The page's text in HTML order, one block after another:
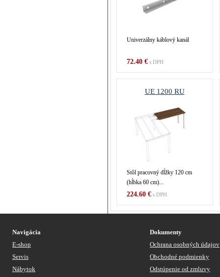
Univerzálny káblový kanál
72.40 €s DPH
UE 1200 RU
Stôl pracovný dĺžky 120 cm
(hĺbka 60 cm)...
224.60 €s DPH
Navigácia
E-shop
Servis
Nábytok
Dokumenty
Ochrana osobných údajov
Obchodné podmienky
Odstúpenie od zmluvy